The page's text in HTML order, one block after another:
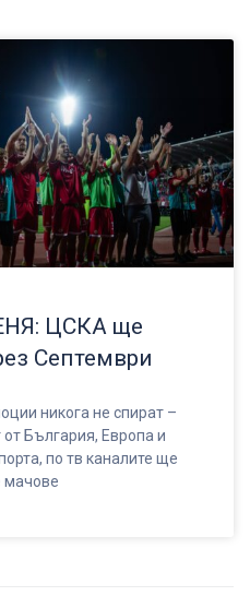
ЦСКА ще
Септември
никога не спират –
България, Европа и
по тв каналите ще
мачове